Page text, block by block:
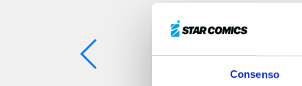
Consenso